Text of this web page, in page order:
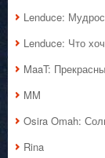
Lenduce:
Lenduce: Что
MaaT:
MM
Osira Omah:
Rina